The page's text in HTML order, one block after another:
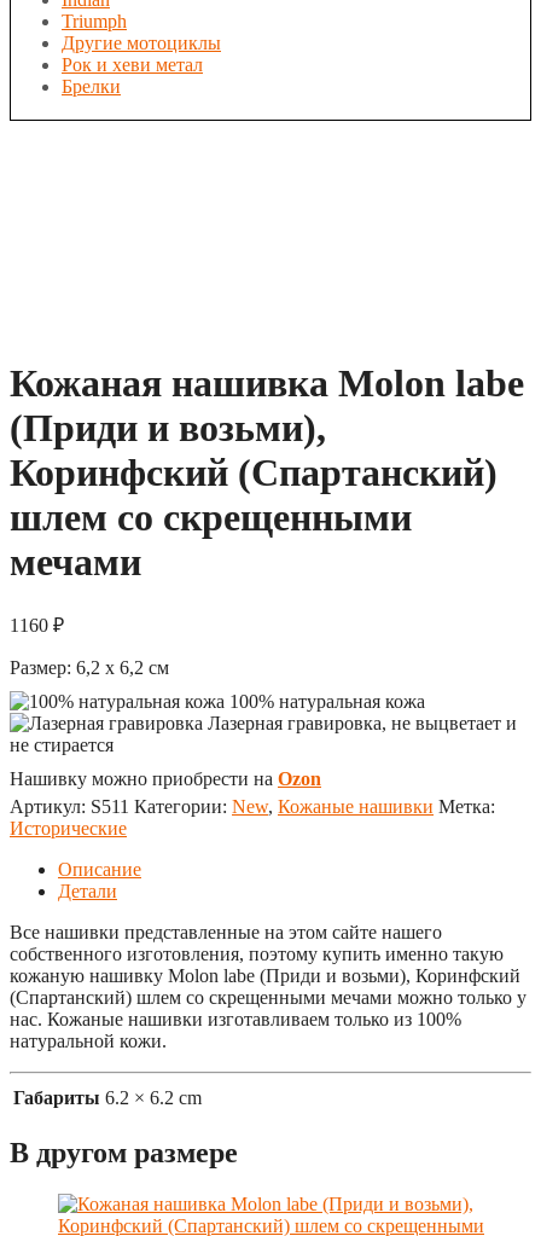
Triumph
Другие мотоциклы
Рок и хеви метал
Брелки
Кожаная нашивка Molon labe
(Приди и возьми),
Коринфский (Спартанский)
шлем со скрещенными
мечами
1160 ₽
Размер: 6,2 x 6,2 см
100% натуральная кожа
Лазерная гравировка, не выцветает и
не стирается
Нашивку можно приобрести на Ozon
Артикул: S511 Категории: New, Кожаные нашивки Метка:
Исторические
Описание
Детали
Все нашивки представленные на этом сайте нашего
собственного изготовления, поэтому купить именно такую
кожаную нашивку Molon labe (Приди и возьми), Коринфский
(Спартанский) шлем со скрещенными мечами можно только у
нас. Кожаные нашивки изготавливаем только из 100%
натуральной кожи.
Габариты 6.2 × 6.2 cm
В другом размере